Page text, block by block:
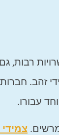
רבות, גם
זהב.
עבורו.